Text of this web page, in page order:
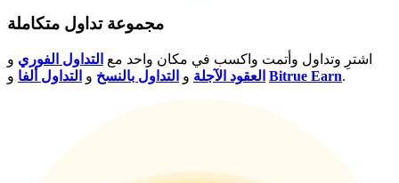
اربح الجوائز والمكافآت الحصرية
مجموعة تداول متكاملة
اشترِ وتداول وأتمت واكسب في مكان واحد مع التداول الفوري و
العقود الآجلة و التداول بالنسخ و التداول ألفا Bitrue Earn.